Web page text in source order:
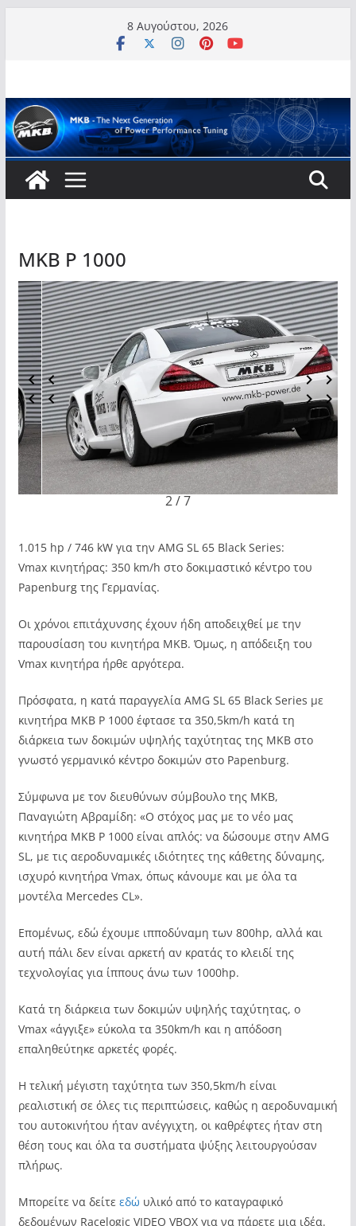
8 Αυγούστου, 2026
MKB P 1000
3 / 7
1.015 hp / 746 kW για την AMG SL 65 Black Series:
Vmax κινητήρας: 350 km/h στο δοκιμαστικό κέντρο του
Papenburg της Γερμανίας.
Οι χρόνοι επιτάχυνσης έχουν ήδη αποδειχθεί με την
παρουσίαση του κινητήρα MKB. Όμως, η απόδειξη του
Vmax κινητήρα ήρθε αργότερα.
Πρόσφατα, η κατά παραγγελία AMG SL 65 Black Series με
κινητήρα MKB P 1000 έφτασε τα 350,5km/h κατά τη
διάρκεια των δοκιμών υψηλής ταχύτητας της MKB στο
γνωστό γερμανικό κέντρο δοκιμών στο Papenburg.
Σύμφωνα με τον διευθύνων σύμβουλο της ΜΚΒ,
Παναγιώτη Αβραμίδη: «Ο στόχος μας με το νέο μας
κινητήρα MKB P 1000 είναι απλός: να δώσουμε στην AMG
SL, με τις αεροδυναμικές ιδιότητες της κάθετης δύναμης,
ισχυρό κινητήρα Vmax, όπως κάνουμε και με όλα τα
μοντέλα Mercedes CL».
Επομένως, εδώ έχουμε ιπποδύναμη των 800hp, αλλά και
αυτή πάλι δεν είναι αρκετή αν κρατάς το κλειδί της
τεχνολογίας για ίππους άνω των 1000hp.
Κατά τη διάρκεια των δοκιμών υψηλής ταχύτητας, ο
Vmax «άγγιξε» εύκολα τα 350km/h και η απόδοση
επαληθεύτηκε αρκετές φορές.
Η τελική μέγιστη ταχύτητα των 350,5km/h είναι
ρεαλιστική σε όλες τις περιπτώσεις, καθώς η αεροδυναμική
του αυτοκινήτου ήταν ανέγγιχτη, οι καθρέφτες ήταν στη
θέση τους και όλα τα συστήματα ψύξης λειτουργούσαν
πλήρως.
Μπορείτε να δείτε εδώ υλικό από το καταγραφικό
δεδομένων Racelogic VIDEO VBOX για να πάρετε μια ιδέα.